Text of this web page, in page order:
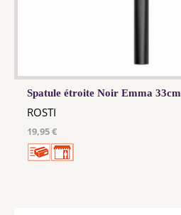
Spatule étroite Noir Emma 33cm
ROSTI
19,95 €